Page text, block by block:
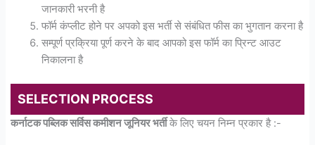
जानकारी भरनी है
फॉर्म कंप्लीट होने पर अपको इस भर्ती से संबंधित फीस का भुगतान करना है
सम्पूर्ण प्रक्रिया पूर्ण करने के बाद आपको इस फॉर्म का प्रिन्ट आउट
निकालना है
SELECTION PROCESS
कर्नाटक पब्लिक सर्विस कमीशन जूनियर भर्तीके लिए चयन निम्न प्रकार है :-